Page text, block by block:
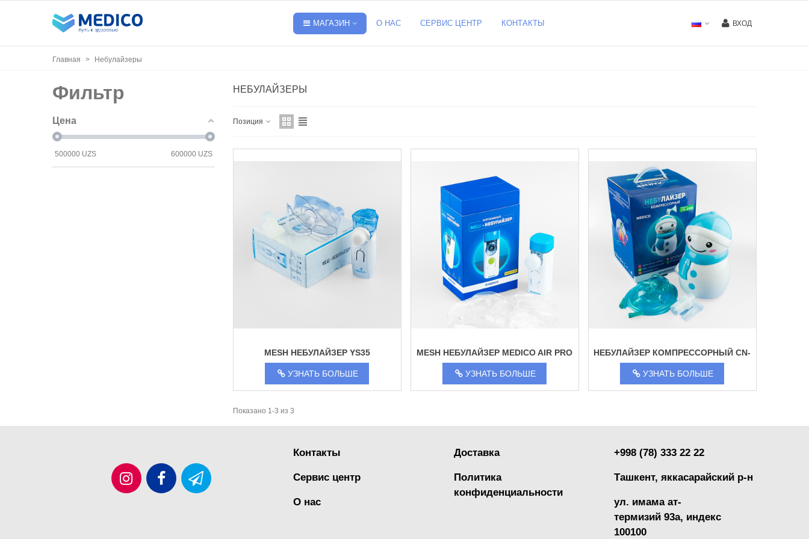
МАГАЗИН О НАС СЕРВИС ЦЕНТР КОНТАКТЫ ВХОД
Главная > Небулайзеры
Фильтр
Цена
500000 UZS 600000 UZS
НЕБУЛАЙЗЕРЫ
Позиция
MESH НЕБУЛАЙЗЕР YS35
УЗНАТЬ БОЛЬШЕ
MESH НЕБУЛАЙЗЕР MEDICO AIR PRO
УЗНАТЬ БОЛЬШЕ
НЕБУЛАЙЗЕР КОМПРЕССОРНЫЙ CN-
0900
УЗНАТЬ БОЛЬШЕ
Показано 1-3 из 3
Контакты
Сервис центр
О нас
Доcтавка
Политика
конфиденциальности
+998 (78) 333 22 22
Ташкент, яккасарайский р-н
ул. имама ат-
термизий 93а, индекс
100100